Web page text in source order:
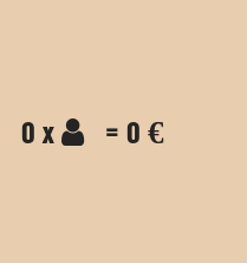
0 x = 0 €